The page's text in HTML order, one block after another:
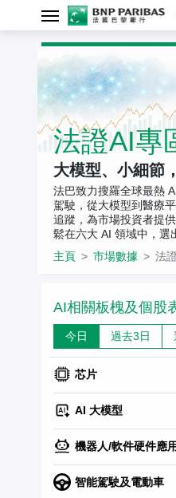
法證AI專
大模型、小細節
法巴致力搜羅全球最熱
駕駛，從大模型到醫療
追蹤，為市場投資者提
鬆在六大 AI 領域中，選
主頁
市場數據 法
AI相關板槐及個股
今日 過去3日
芯片
AI 大模型
機器人/軟件硬件應
智能駕駛及電動車